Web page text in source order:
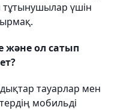
тұтынушылар үшін
және ол сатып
тауарлар мен
мобильді